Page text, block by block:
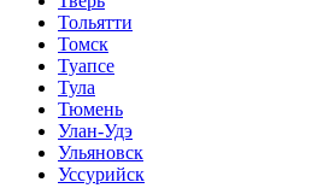
Тольятти
Томск
Туапсе
Тула
Тюмень
Улан-Удэ
Ульяновск
Уссурийск